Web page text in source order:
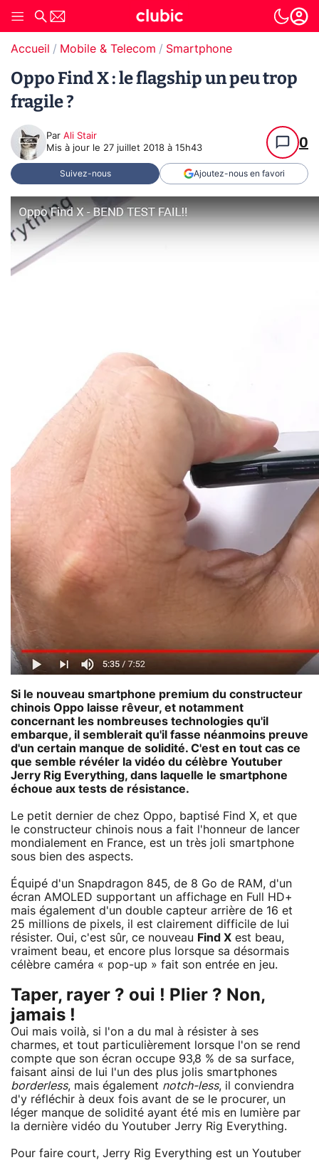
Accueil Mobile & Telecom Smartphone
Oppo Find X : le flagship un peu trop
fragile ?
Par Ali Stair
Mis à jour le 27 juillet 2018 à 15h43 0
Suivez-nous Ajoutez-nous en favori
Si le nouveau smartphone premium du constructeur
chinois Oppo laisse rêveur, et notamment
concernant les nombreuses technologies qu'il
embarque, il semblerait qu'il fasse néanmoins preuve
d'un certain manque de solidité. C'est en tout cas ce
que semble révéler la vidéo du célèbre Youtuber
Jerry Rig Everything, dans laquelle le smartphone
échoue aux tests de résistance.
Le petit dernier de chez Oppo, baptisé Find X, et que
le constructeur chinois nous a fait l'honneur de lancer
mondialement en France, est un très joli smartphone
sous bien des aspects.
Équipé d'un Snapdragon 845, de 8 Go de RAM, d'un
écran AMOLED supportant un affichage en Full HD+
mais également d'un double capteur arrière de 16 et
25 millions de pixels, il est clairement difficile de lui
résister. Oui, c'est sûr, ce nouveau Find X est beau,
vraiment beau, et encore plus lorsque sa désormais
célèbre caméra « pop-up » fait son entrée en jeu.
Taper, rayer ? oui ! Plier ? Non,
jamais !
Oui mais voilà, si l'on a du mal à résister à ses
charmes, et tout particulièrement lorsque l'on se rend
compte que son écran occupe 93,8 % de sa surface,
faisant ainsi de lui l'un des plus jolis smartphones
borderless, mais également notch-less, il conviendra
d'y réfléchir à deux fois avant de se le procurer, un
léger manque de solidité ayant été mis en lumière par
la dernière vidéo du Youtuber Jerry Rig Everything.
Pour faire court, Jerry Rig Everything est un Youtuber